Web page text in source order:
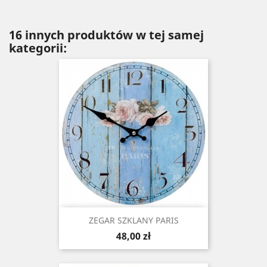
16 innych produktów w tej samej
kategorii:
ZEGAR SZKLANY PARIS
Cena
48,00 zł